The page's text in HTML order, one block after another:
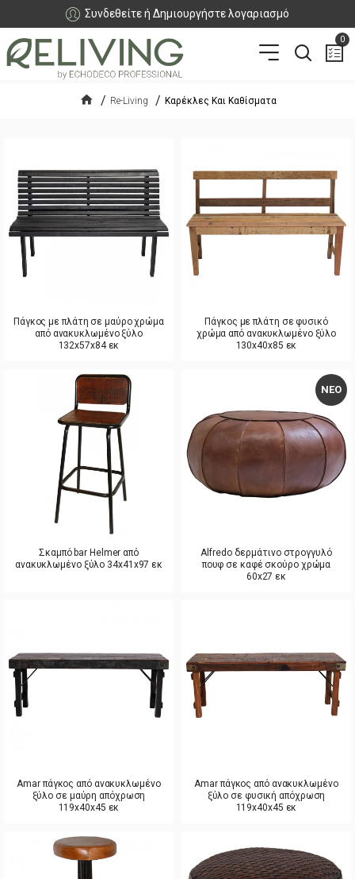
Συνδεθείτε ή Δημιουργήστε λογαριασμό
0
Re-Living Καρέκλες Και Καθίσματα
Πάγκος με πλάτη σε μαύρο χρώμα
από ανακυκλωμένο ξύλο
132x57x84 εκ
Πάγκος με πλάτη σε φυσικό
χρώμα από ανακυκλωμένο ξύλο
130x40x85 εκ
Σκαμπό bar Helmer από
ανακυκλωμένο ξύλο 34x41x97 εκ
ΝΕΟ
Alfredo δερμάτινο στρογγυλό
πουφ σε καφέ σκούρο χρώμα
60x27 εκ
Amar πάγκος από ανακυκλωμένο
ξύλο σε μαύρη απόχρωση
119x40x45 εκ
Amar πάγκος από ανακυκλωμένο
ξύλο σε φυσική απόχρωση
119x40x45 εκ